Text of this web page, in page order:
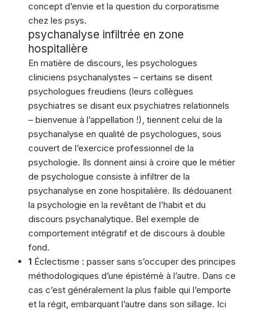
concept d’envie et la question du corporatisme
chez les psys.
psychanalyse infiltrée en zone
hospitalière
En matière de discours, les psychologues
cliniciens psychanalystes – certains se disent
psychologues freudiens (leurs collègues
psychiatres se disant eux psychiatres relationnels
– bienvenue à l’appellation !), tiennent celui de la
psychanalyse en qualité de psychologues, sous
couvert de l’exercice professionnel de la
psychologie. Ils donnent ainsi à croire que le métier
de psychologue consiste à infiltrer de la
psychanalyse en zone hospitalière. Ils dédouanent
la psychologie en la revêtant de l’habit et du
discours psychanalytique. Bel exemple de
comportement intégratif et de discours à double
fond.
1 Éclectisme : passer sans s’occuper des principes
méthodologiques d’une épistémè à l’autre. Dans ce
cas c’est généralement la plus faible qui l’emporte
et la régit, embarquant l’autre dans son sillage. Ici